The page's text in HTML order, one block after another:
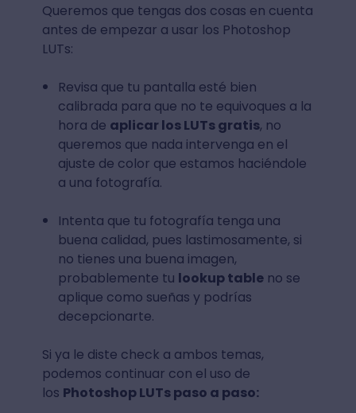
Queremos que tengas dos cosas en cuenta
antes de empezar a usar los Photoshop
LUTs:
Revisa que tu pantalla esté bien
calibrada para que no te equivoques a la
hora de aplicar los LUTs gratis, no
queremos que nada intervenga en el
ajuste de color que estamos haciéndole
a una fotografía.
Intenta que tu fotografía tenga una
buena calidad, pues lastimosamente, si
no tienes una buena imagen,
probablemente tu lookup tableno se
aplique como sueñas y podrías
decepcionarte.
Si ya le diste check a ambos temas,
podemos continuar con el uso de
los Photoshop LUTs paso a paso: